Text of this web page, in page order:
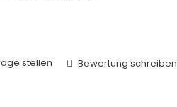
stellen Bewertung schreiben